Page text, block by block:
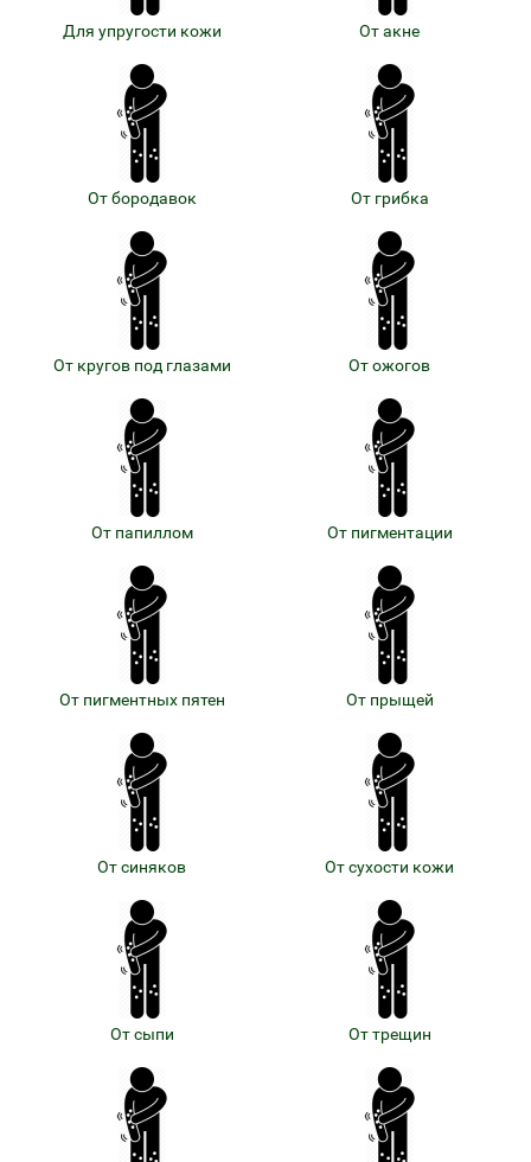
Для упругости кожи От акне
От бородавок От грибка
От кругов под глазами От ожогов
От папиллом От пигментации
От пигментных пятен От прыщей
От синяков От сухости кожи
От сыпи От трещин